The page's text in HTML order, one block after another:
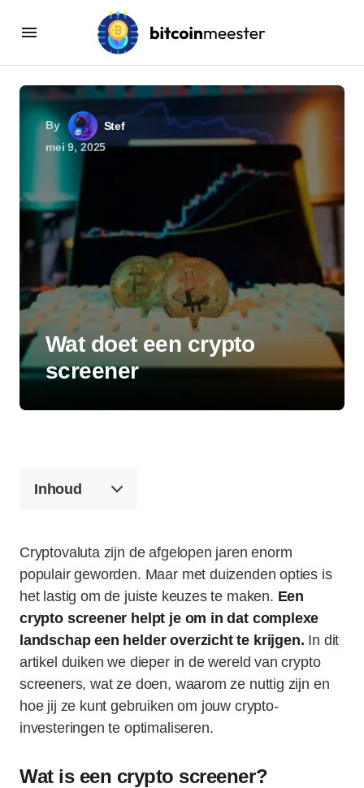
By
Stef
mei 9, 2025
Wat doet een crypto
screener
Inhoud
Cryptovaluta zijn de afgelopen jaren enorm
populair geworden. Maar met duizenden opties is
het lastig om de juiste keuzes te maken. Een
crypto screener helpt je om in dat complexe
landschap een helder overzicht te krijgen. In dit
artikel duiken we dieper in de wereld van crypto
screeners, wat ze doen, waarom ze nuttig zijn en
hoe jij ze kunt gebruiken om jouw crypto-
investeringen te optimaliseren.
Wat is een crypto screener?